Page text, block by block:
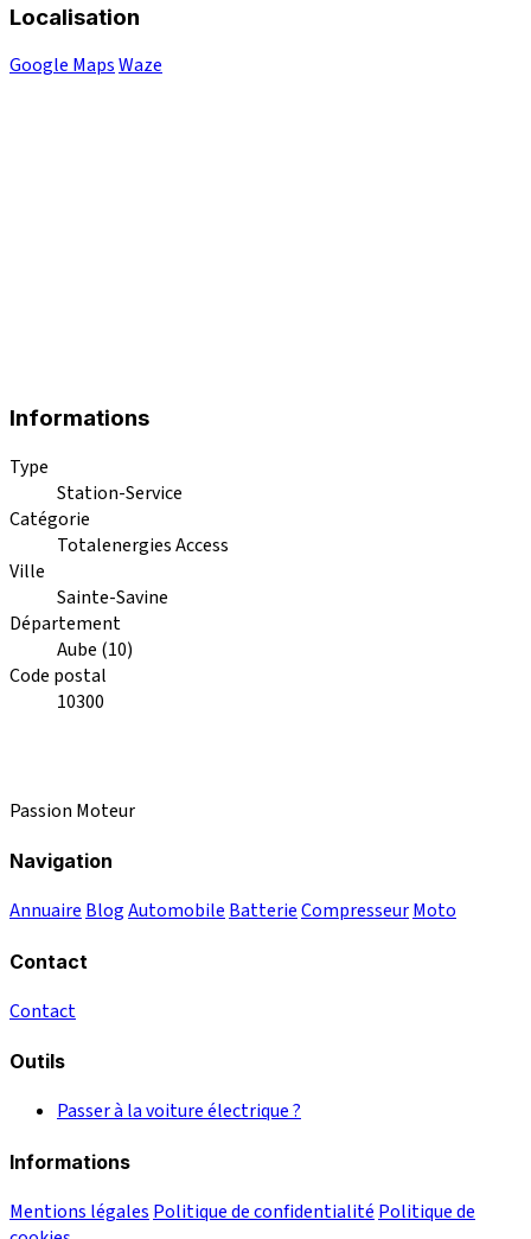
Localisation
Google MapsWaze
Informations
Type
Station-Service
Catégorie
Totalenergies Access
Ville
Sainte-Savine
Département
Aube (10)
Code postal
10300
Passion Moteur
Navigation
Annuaire BlogAutomobile BatterieCompresseurMoto
Contact
Contact
Outils
Passer à la voiture électrique ?
Informations
Mentions légales Politique de confidentialité Politique de